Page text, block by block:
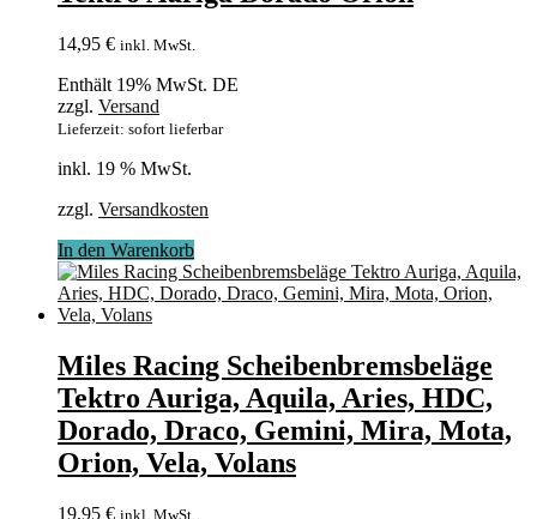
14,95 € inkl. MwSt.
Enthält 19% MwSt. DE
zzgl. Versand
Lieferzeit: sofort lieferbar
inkl. 19 % MwSt.
zzgl. Versandkosten
In den Warenkorb
Miles Racing Scheibenbremsbeläge
Tektro Auriga, Aquila, Aries, HDC,
Dorado, Draco, Gemini, Mira, Mota,
Orion, Vela, Volans
19,95 € inkl. MwSt.